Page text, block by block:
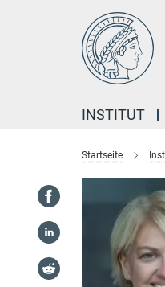
INSTITUT
Startseite